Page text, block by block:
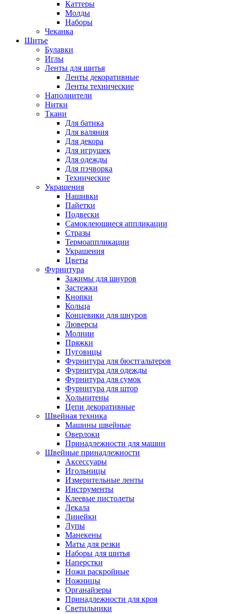
Каттеры
Молды
Наборы
Чеканка
Шитье
Булавки
Иглы
Ленты для шитья
Ленты декоративные
Ленты технические
Наполнители
Нитки
Ткани
Для батика
Для валяния
Для декора
Для игрушек
Для одежды
Для пэчворка
Технические
Украшения
Нашивки
Пайетки
Подвески
Самоклеющиеся аппликации
Стразы
Термоаппликации
Украшения
Цветы
Фурнитура
Зажимы для шнуров
Застежки
Кнопки
Кольца
Концевики для шнуров
Люверсы
Молнии
Пряжки
Пуговицы
Фурнитура для бюстгальтеров
Фурнитура для одежды
Фурнитура для сумок
Фурнитура для штор
Хольнитены
Цепи декоративные
Швейная техника
Машины швейные
Оверлоки
Принадлежности для машин
Швейные принадлежности
Аксессуары
Игольницы
Измерительные ленты
Инструменты
Клеевые пистолеты
Лекала
Линейки
Лупы
Манекены
Маты для резки
Наборы для шитья
Наперстки
Ножи раскройные
Ножницы
Органайзеры
Принадлежности для кроя
Светильники